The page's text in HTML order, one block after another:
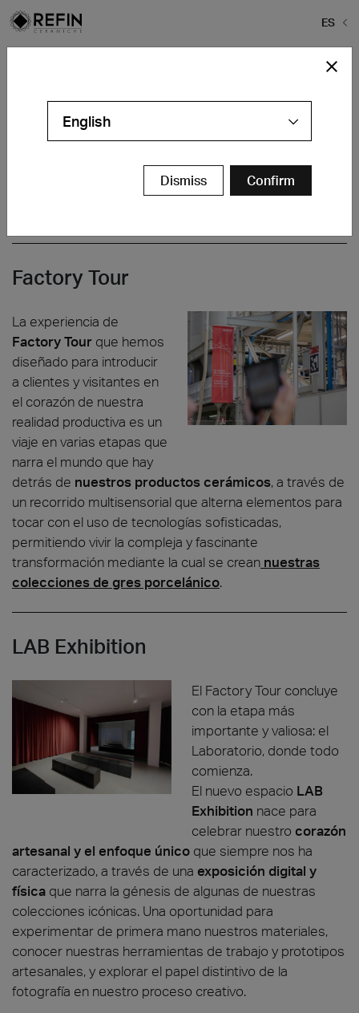
ES
A través delFactory Tour
y la visita al nuevo espacio
Lab Exhibition, acompañamos a los visitantes en un
permite sumergirse en nuestra fábrica y en nuestro
laboratorio y vivir plenamente la Refin Experience.
Factory Tour
La experiencia de
Factory Tour que hemos
diseñado para introducir
a clientes y visitantes en
el corazón de nuestra
realidad productiva es un
viaje en varias etapas que
narra el mundo que hay
detrás de nuestros productos cerámicos, a través de
un recorrido multisensorial que alterna elementos para
tocar con el uso de tecnologías sofisticadas,
permitiendo vivir la compleja y fascinante
transformación mediante la cual se crean nuestras
colecciones de gres porcelánico.
LAB Exhibition
El Factory Tour concluye
con la etapa más
importante y valiosa: el
Laboratorio, donde todo
comienza.
El nuevo espacio LAB
Exhibition nace para
celebrar nuestro corazón
artesanal y el enfoque único que siempre nos ha
caracterizado, a través de una exposición digital y
física que narra la génesis de algunas de nuestras
colecciones icónicas. Una oportunidad para
experimentar de primera mano nuestros materiales,
conocer nuestras herramientas de trabajo y prototipos
artesanales, y explorar el papel distintivo de la
fotografía en nuestro proceso creativo.
English
Dismiss Confirm